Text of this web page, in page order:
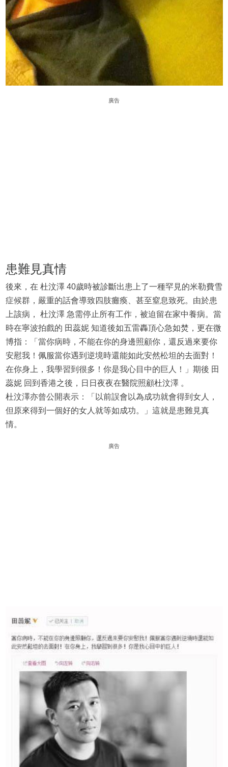
廣告
患難見真情
後來，在 杜汶澤 40歲時被診斷出患上了一種罕見的米勒費雪
症候群，嚴重的話會導致四肢癱瘓、甚至窒息致死。由於患
上該病， 杜汶澤 急需停止所有工作，被迫留在家中養病。當
時在寧波拍戲的 田蕊妮 知道後如五雷轟頂心急如焚，更在微
博指：「當你病時，不能在你的身邊照顧你，還反過來要你
安慰我！佩服當你遇到逆境時還能如此安然松坦的去面對！
在你身上，我學習到很多！你是我心目中的巨人！」期後 田
蕊妮 回到香港之後，日日夜夜在醫院照顧杜汶澤 。
杜汶澤亦曾公開表示：「以前誤會以為成功就會得到女人，
但原來得到一個好的女人就等如成功。」這就是患難見真
情。
廣告